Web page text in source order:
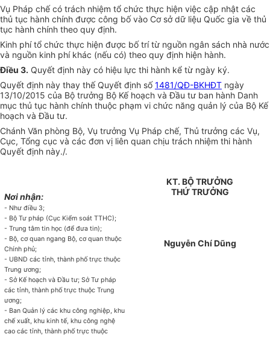
Vụ Pháp chế có trách nhiệm tổ chức thực hiện việc cập nhật các
thủ tục hành chính được công bố vào Cơ sở dữ liệu Quốc gia về thủ
tục hành chính theo quy định.
Kinh phí tổ chức thực hiện được bố trí từ nguồn ngân sách nhà nước
và nguồn kinh phí khác (nếu có) theo quy định hiện hành.
Điều 3. Quyết định này có hiệu lực thi hành kể từ ngày ký.
Quyết định này thay thế Quyết định số1481/QĐ-BKHĐT ngày
13/10/2015 của Bộ trưởng Bộ Kế hoạch và Đầu tư ban hành Danh
mục thủ tục hành chính thuộc phạm vi chức năng quản lý của Bộ Kế
hoạch và Đầu tư.
Chánh Văn phòng Bộ, Vụ trưởng Vụ Pháp chế, Thủ trưởng các Vụ,
Cục, Tổng cục và các đơn vị liên quan chịu trách nhiệm thi hành
Quyết định này./.
Nơi nhận:
- Như điều 3;
- Bộ Tư pháp (Cục Kiểm soát TTHC);
- Trung tâm tin học (để đưa tin);
- Bộ, cơ quan ngang Bộ, cơ quan thuộc
Chính phủ;
- UBND các tỉnh, thành phố trực thuộc
Trung ương;
- Sở Kế hoạch và Đầu tư; SởTư pháp
các tỉnh, thành phố trực thuộc Trung
ương;
- Ban Quản lý các khu công nghiệp, khu
chế xuất, khu kinh tế, khu công nghệ
cao các tỉnh, thành phố trực thuộc
KT. BỘ TRƯỞNG
THỨ TRƯỞNG
Nguyễn Chí Dũng